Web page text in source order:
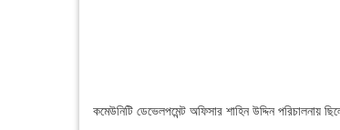
কমেউনিটি ডেভেলপমেন্ট অফিসার শাহিন উদ্দিন পরিচালনায়